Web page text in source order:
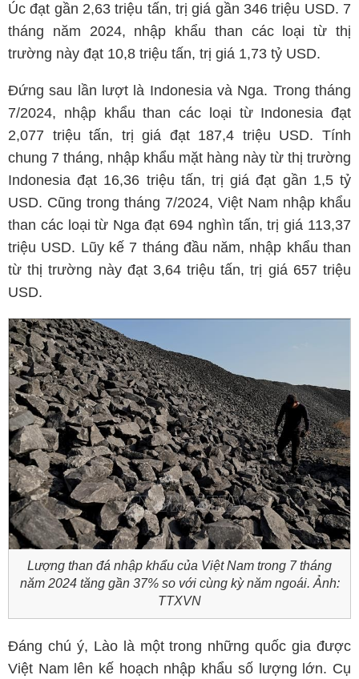
Úc đạt gần 2,63 triệu tấn, trị giá gần 346 triệu USD. 7
tháng năm 2024, nhập khẩu than các loại từ thị
trường này đạt 10,8 triệu tấn, trị giá 1,73 tỷ USD.
Đứng sau lần lượt là Indonesia và Nga. Trong tháng
7/2024, nhập khẩu than các loại từ Indonesia đạt
2,077 triệu tấn, trị giá đạt 187,4 triệu USD. Tính
chung 7 tháng, nhập khẩu mặt hàng này từ thị trường
Indonesia đạt 16,36 triệu tấn, trị giá đạt gần 1,5 tỷ
USD. Cũng trong tháng 7/2024, Việt Nam nhập khẩu
than các loại từ Nga đạt 694 nghìn tấn, trị giá 113,37
triệu USD. Lũy kế 7 tháng đầu năm, nhập khẩu than
từ thị trường này đạt 3,64 triệu tấn, trị giá 657 triệu
USD.
Lượng than đá nhập khẩu của Việt Nam trong 7 tháng
năm 2024 tăng gần 37% so với cùng kỳ năm ngoái. Ảnh:
TTXVN
Đáng chú ý, Lào là một trong những quốc gia được
Việt Nam lên kế hoạch nhập khẩu số lượng lớn. Cụ